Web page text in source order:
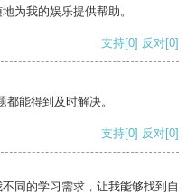
为我的娱乐提供帮助。
支持[0] 反对[0]
能得到及时解决。
支持[0] 反对[0]
同的学习需求，让我能够找到自